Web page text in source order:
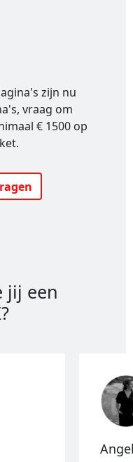
zijn nu
vraag om
€ 1500 op
jij een